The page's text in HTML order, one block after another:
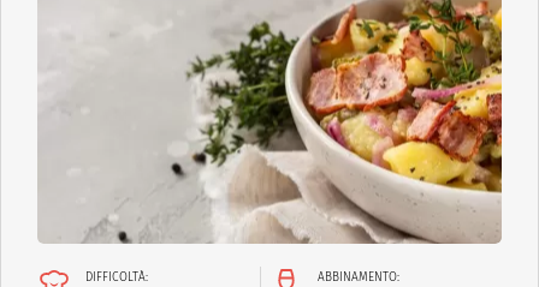
DIFFICOLTÀ: ABBINAMENTO: